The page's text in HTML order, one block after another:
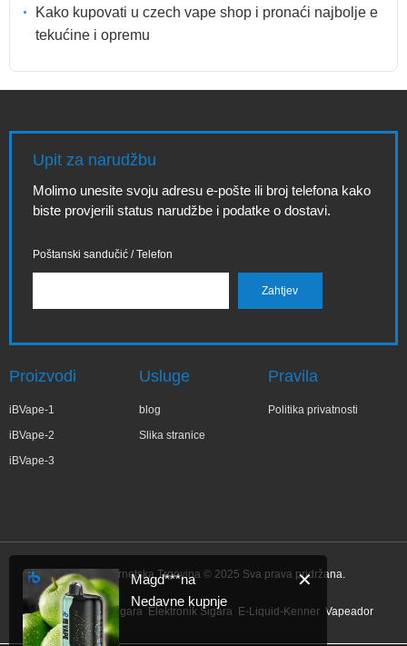
Kako kupovati u czech vape shop i pronaći najbolje e
tekućine i opremu
Upit za narudžbu
Molimo unesite svoju adresu e-pošte ili broj telefona kako
biste provjerili status narudžbe i podatke o dostavi.
Poštanski sandučić / Telefon
Proizvodi
iBVape-1
iBVape-2
iBVape-3
Usluge
blog
Slika stranice
Pravila
Politika privatnosti
IBVape Internetska Trgovina © 2025 Sva prava pridržana.
Link: Elektronik Sigara Elektronik Sigara E-Liquid-Kenner Vapeador
✕
Magd***na
Nedavne kupnje